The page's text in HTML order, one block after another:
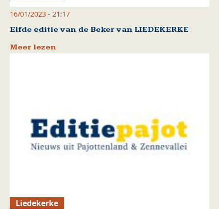
16/01/2023 - 21:17
Elfde editie van de Beker van LIEDEKERKE
Meer lezen
Liedekerke